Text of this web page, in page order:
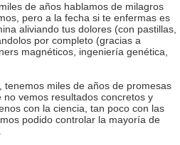
de años hablamos de milagros
pero a la fecha si te enfermas es
aliviando tus dolores (con pastillas,
por completo (gracias a
magnéticos, ingeniería genética,
tenemos miles de años de promesas
no vemos resultados concretos y
con la ciencia, tan poco con las
podido controlar la mayoría de